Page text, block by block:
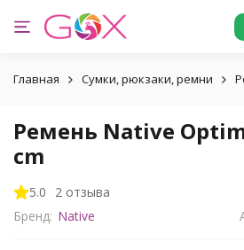
Главная Сумки, рюкзаки, ремни
Ремень Native
cm
5.0
2 отзыва
Бренд: Native